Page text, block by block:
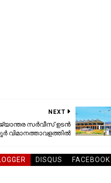
NEXT
സര്‍വീസ് ഉടന്‍
വിമാനത്താവളത്തില്‍
DISQUS FACEBOOK